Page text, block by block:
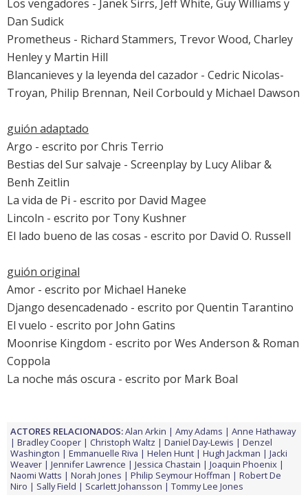
Los vengadores - Janek Sirrs, Jeff White, Guy Williams y
Dan Sudick
Prometheus - Richard Stammers, Trevor Wood, Charley
Henley y Martin Hill
Blancanieves y la leyenda del cazador - Cedric Nicolas-
Troyan, Philip Brennan, Neil Corbould y Michael Dawson
guión adaptado
Argo - escrito por Chris Terrio
Bestias del Sur salvaje - Screenplay by Lucy Alibar &
Benh Zeitlin
La vida de Pi - escrito por David Magee
Lincoln - escrito por Tony Kushner
El lado bueno de las cosas - escrito por David O. Russell
guión original
Amor - escrito por Michael Haneke
Django desencadenado - escrito por Quentin Tarantino
El vuelo - escrito por John Gatins
Moonrise Kingdom - escrito por Wes Anderson & Roman
Coppola
La noche más oscura - escrito por Mark Boal
ACTORES RELACIONADOS:Alan Arkin Amy Adams
Anne Hathaway
Bradley Cooper
Christoph Waltz Daniel Day-Lewis
Denzel
Washington
Emmanuelle Riva Helen Hunt Hugh Jackman
Jacki
Weaver
Jennifer Lawrence Jessica Chastain
Joaquin Phoenix
Naomi Watts
Norah Jones Philip Seymour Hoffman
Robert De
Niro
Sally Field Scarlett Johansson Tommy Lee Jones